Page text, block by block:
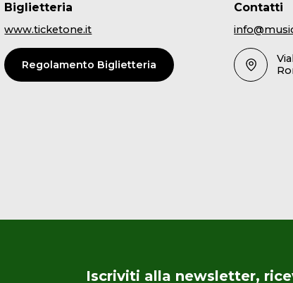
Biglietteria
www.ticketone.it
Regolamento Biglietteria
Contatti
Iscriviti alla newsletter,